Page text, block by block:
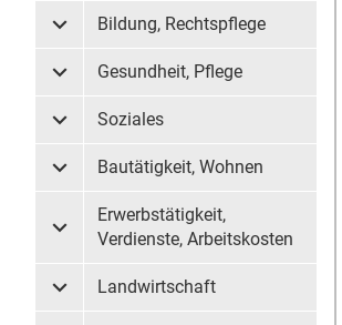
Untermenü Bildung, Rechtspflege
Bildung, Rechtspflege
Untermenü Gesundheit, Pflege
Gesundheit, Pflege
Untermenü Soziales
Soziales
Untermenü Bautätigkeit, Wohnen
Bautätigkeit, Wohnen
Untermenü Erwerbstätigkeit,
Erwerbstätigkeit,
Verdienste, Arbeitskosten
Untermenü Landwirtschaft
Landwirtschaft